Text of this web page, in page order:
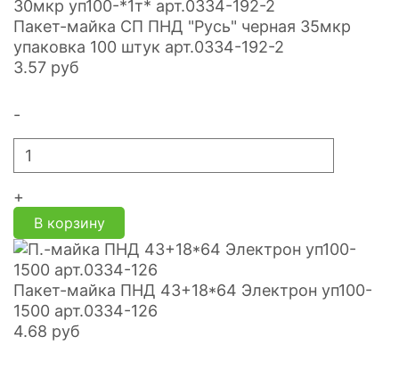
Пакет-майка СП ПНД "Русь" черная 35мкр
упаковка 100 штук арт.0334-192-2
3.57 руб
-
+
В корзину
Пакет-майка ПНД 43+18*64 Электрон уп100-
1500 арт.0334-126
4.68 руб